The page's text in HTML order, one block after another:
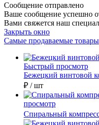
Сообщение отправлено
Ваше сообщение успешно
Вами свяжется наш
Закрыть окно
Самые продаваемые товары
Быстрый просмотр
Бежецкий винтовой
₽ / шт
просмотр
Спиральный